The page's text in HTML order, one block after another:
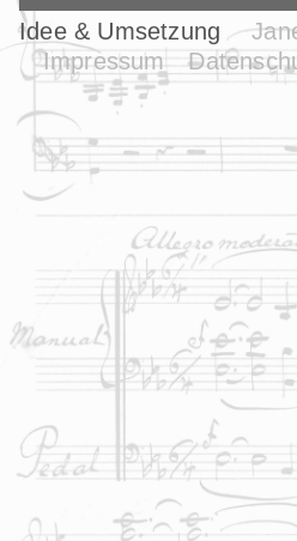
Idee & Umsetzung
Impressum